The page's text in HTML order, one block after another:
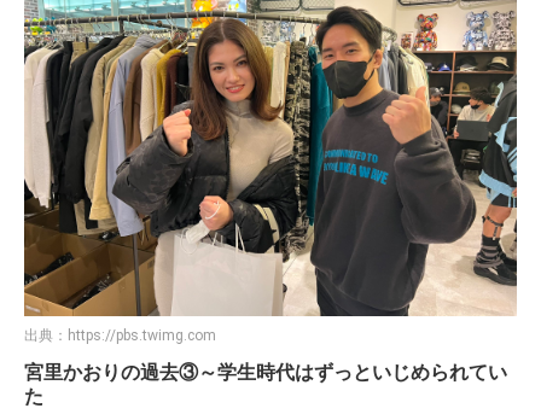
出典： https://pbs.twimg.com
宮里かおりの過去③～学生時代はずっといじめられてい
た